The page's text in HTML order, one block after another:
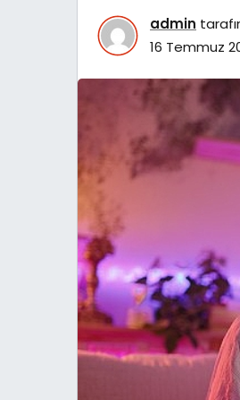
admin
16 Temmuz